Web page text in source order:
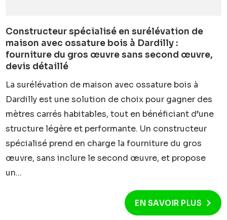
Constructeur spécialisé en surélévation de
maison avec ossature bois à Dardilly :
fourniture du gros œuvre sans second œuvre,
devis détaillé
La surélévation de maison avec ossature bois à
Dardilly est une solution de choix pour gagner des
mètres carrés habitables, tout en bénéficiant d’une
structure légère et performante. Un constructeur
spécialisé prend en charge la fourniture du gros
œuvre, sans inclure le second œuvre, et propose
un...
EN SAVOIR PLUS